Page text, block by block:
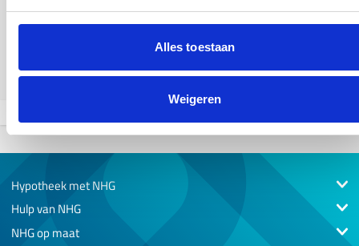
Alles toestaan
Weigeren
Staat NHG het gebruik van brondata toe?
Product & Proces Veelgestelde vragen-22 jul 2026
Hypotheek met NHG
Hulp van NHG
NHG op maat